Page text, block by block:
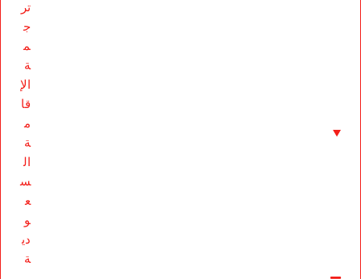
تر
ج
م
ة
الإ
قا
م
ة
ال
س
ع
و
دي
ة